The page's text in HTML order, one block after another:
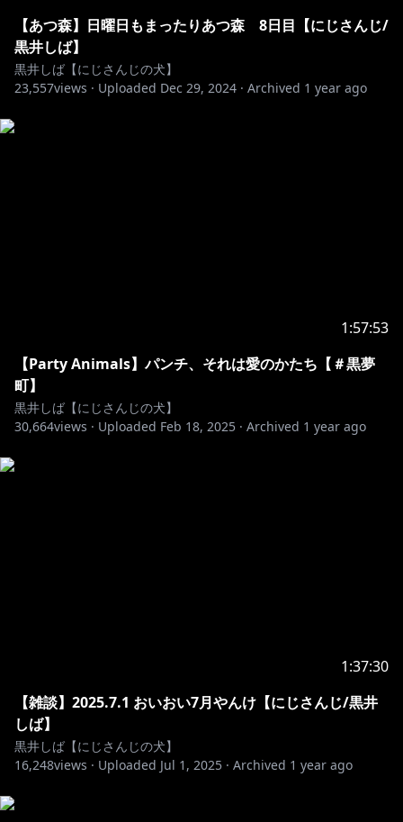
【あつ森】日曜日もまったりあつ森 8日目【にじさんじ/
黒井しば】
黒井しば【にじさんじの犬】
23,557views · Uploaded Dec 29, 2024 · Archived 1 year ago
1:57:53
【Party Animals】パンチ、それは愛のかたち【＃黒夢
町】
黒井しば【にじさんじの犬】
30,664views · Uploaded Feb 18, 2025 · Archived 1 year ago
1:37:30
【雑談】2025.7.1 おいおい7月やんけ【にじさんじ/黒井
しば】
黒井しば【にじさんじの犬】
16,248views · Uploaded Jul 1, 2025 · Archived 1 year ago